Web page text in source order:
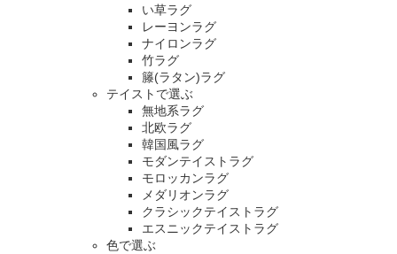
い草ラグ
レーヨンラグ
ナイロンラグ
竹ラグ
籐(ラタン)ラグ
テイストで選ぶ
無地系ラグ
北欧ラグ
韓国風ラグ
モダンテイストラグ
モロッカンラグ
メダリオンラグ
クラシックテイストラグ
エスニックテイストラグ
色で選ぶ